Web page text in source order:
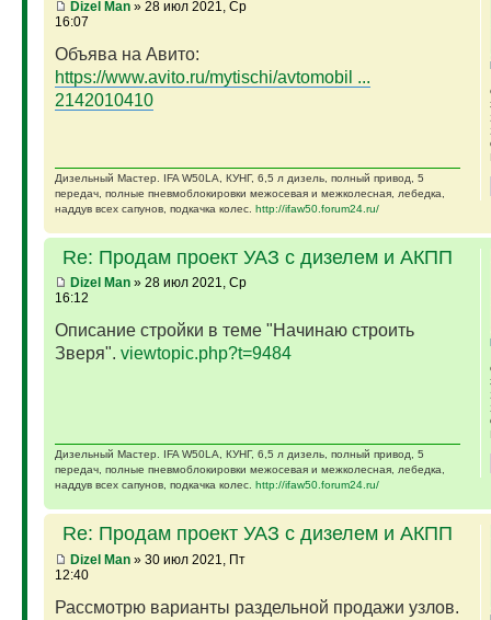
Dizel Man» 28 июл 2021, Ср
16:07
Объява на Авито:
https://www.avito.ru/mytischi/avtomobil ...
2142010410
Дизельный Мастер. IFA W50LA, КУНГ, 6,5 л дизель, полный привод, 5
передач, полные пневмоблокировки межосевая и межколесная, лебедка,
наддув всех сапунов, подкачка колес. http://ifaw50.forum24.ru/
Re: Продам проект УАЗ с дизелем и АКПП
Dizel Man» 28 июл 2021, Ср
16:12
Описание стройки в теме "Начинаю строить
Зверя". viewtopic.php?t=9484
Дизельный Мастер. IFA W50LA, КУНГ, 6,5 л дизель, полный привод, 5
передач, полные пневмоблокировки межосевая и межколесная, лебедка,
наддув всех сапунов, подкачка колес. http://ifaw50.forum24.ru/
Re: Продам проект УАЗ с дизелем и АКПП
Dizel Man» 30 июл 2021, Пт
12:40
Рассмотрю варианты раздельной продажи узлов.